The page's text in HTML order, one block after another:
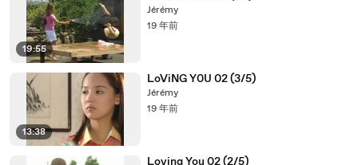
19:55
Jérémy
19 年前
13:38
LoViNG Y0U 02 (3/5)
Jérémy
19 年前
Loving You 02 (2/5)